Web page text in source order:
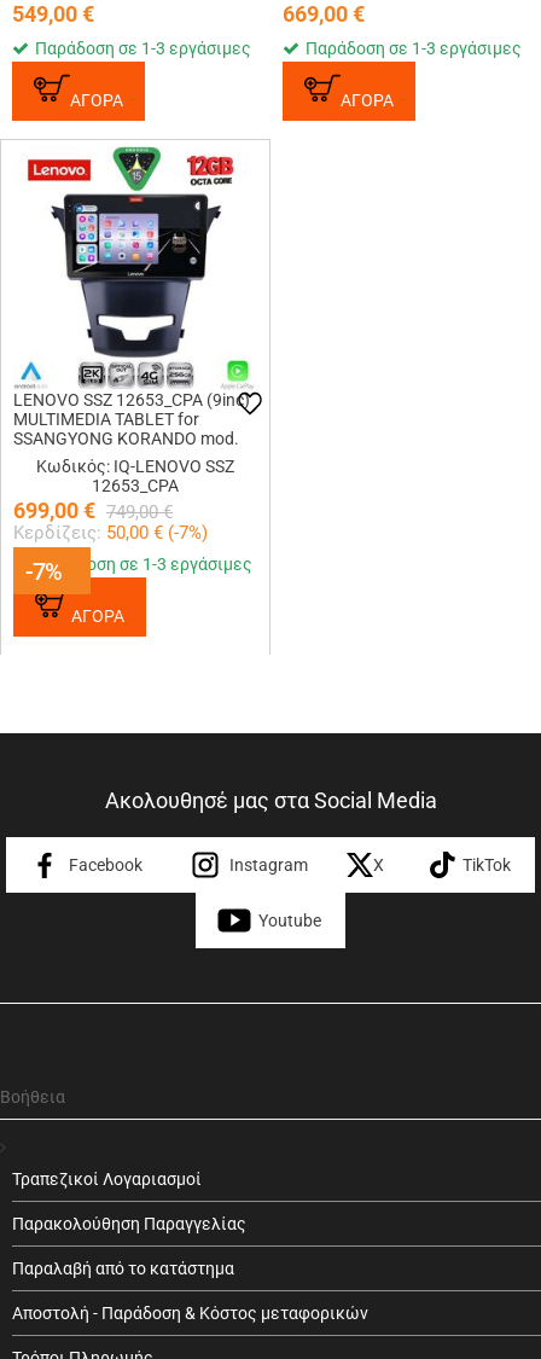
549,00€
Παράδοση σε 1-3 εργάσιμες
ΑΓΟΡΑ
669,00€
Παράδοση σε 1-3 εργάσιμες
ΑΓΟΡΑ
-7%
LENOVO SSZ 12653_CPA (9inc)
MULTIMEDIA TABLET for
SSANGYONG KORANDO mod.
2014-2019
Κωδικός: IQ-LENOVO SSZ
12653_CPA
699,00€ 749,00 €
Κερδίζεις: 50,00 € (-7%)
-7%
Παράδοση σε 1-3 εργάσιμες
ΑΓΟΡΑ
Ακολουθησέ μας στα Social Media
Facebook Instagram X TikTok
Youtube
Βοήθεια
Τραπεζικοί Λογαριασμοί
Παρακολούθηση Παραγγελίας
Παραλαβή από το κατάστημα
Αποστολή - Παράδοση & Κόστος μεταφορικών